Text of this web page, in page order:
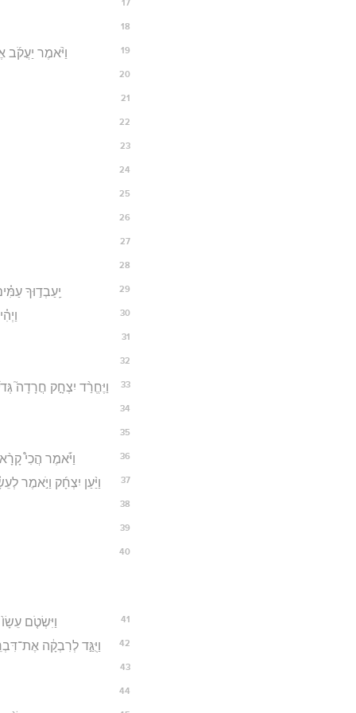
17
18
19 וַיֹּ֨אמֶר יַעֲקֹ֜ב
20
21
22
23
24
25
26
27
28
29 יַֽעַבְד֣וּךָ
30
31
32
33 וַיֶּחֱרַ֨ד יִצְחָ֣ק חֲרָדָה֮
34
35
36 וַיֹּ֡אמֶר הֲכִי֩
37 וַיַּ֨עַן יִצְחָ֜ק וַיֹּ֣אמֶר
38
39
40
41 וַיִּשְׂטֹ֤ם
42 וַיֻּגַּ֣ד לְרִבְקָ֔ה
43
44